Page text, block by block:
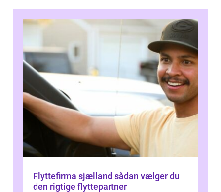
Flyttefirma sjælland sådan vælger du
den rigtige flyttepartner